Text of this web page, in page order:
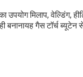
मिलाप, वेल्डिंग,
बनानायह गैस टॉर्च